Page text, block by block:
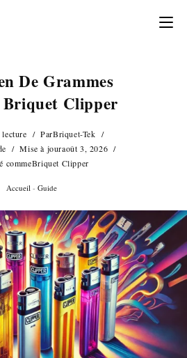
De Grammes
Clipper
ParBriquet-Tek
Mise à jouraoût 3, 2026
commeBriquet Clipper
Accueil- Guide